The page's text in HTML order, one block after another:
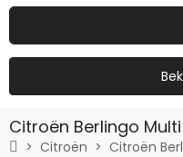
Citroën Berlingo
Citroën
Citroën